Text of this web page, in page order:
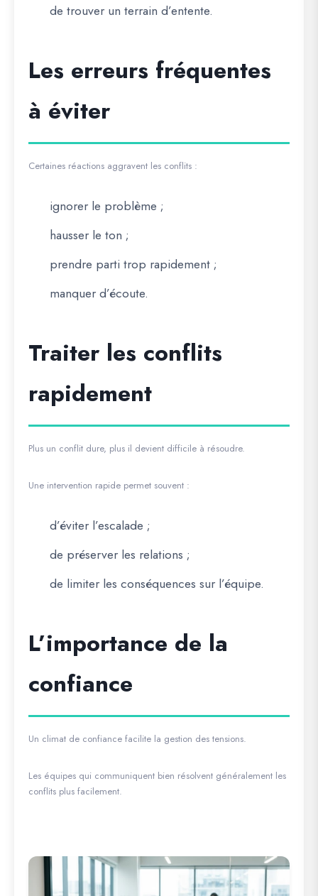
de trouver un terrain d’entente.
Les erreurs fréquentes
à éviter
Certaines réactions aggravent les conflits :
ignorer le problème ;
hausser le ton ;
prendre parti trop rapidement ;
manquer d’écoute.
Traiter les conflits
rapidement
Plus un conflit dure, plus il devient difficile à résoudre.
Une intervention rapide permet souvent :
d’éviter l’escalade ;
de préserver les relations ;
de limiter les conséquences sur l’équipe.
L’importance de la
confiance
Un climat de confiance facilite la gestion des tensions.
Les équipes qui communiquent bien résolvent généralement les
conflits plus facilement.